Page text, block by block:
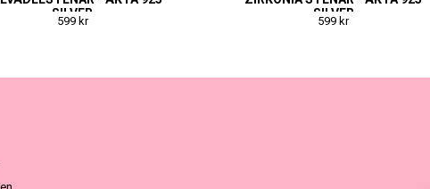
SILVER
599 kr
SILVER
599 kr